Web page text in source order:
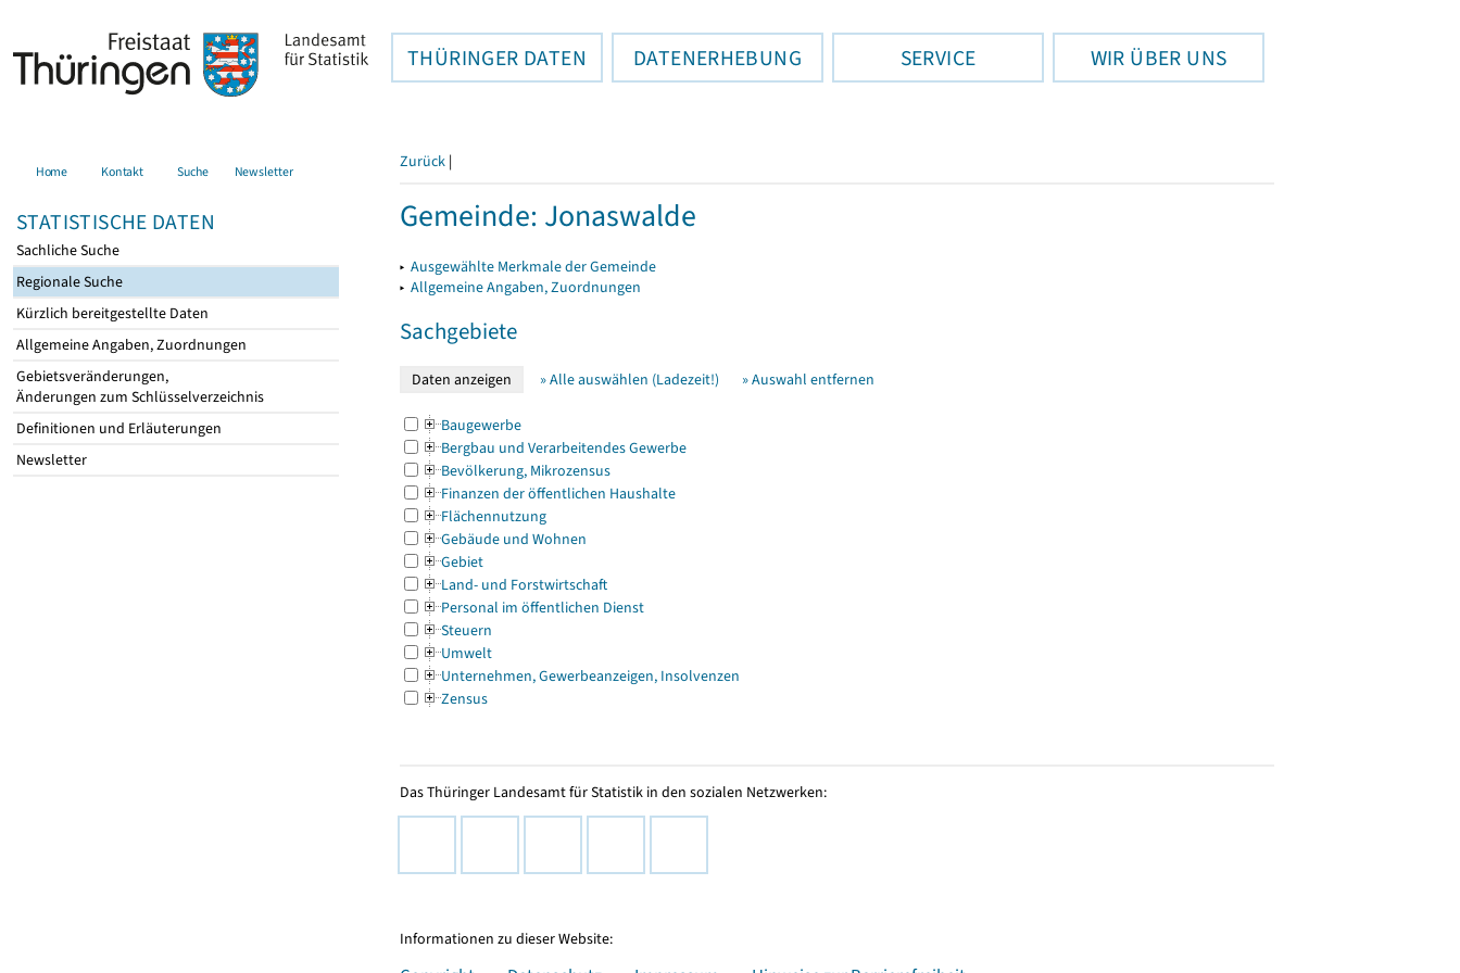
THÜRINGER DATEN DATENERHEBUNG SERVICE WIR ÜBER UNS
Home Kontakt Suche Newsletter
STATISTISCHE DATEN
Sachliche Suche
Regionale Suche
Kürzlich bereitgestellte Daten
Allgemeine Angaben, Zuordnungen
Gebietsveränderungen,
Änderungen zum Schlüsselverzeichnis
Definitionen und Erläuterungen
Newsletter
Zurück |
Gemeinde: Jonaswalde
▸ Ausgewählte Merkmale der Gemeinde
▸ Allgemeine Angaben, Zuordnungen
Sachgebiete
» Alle auswählen (Ladezeit!) » Auswahl entfernen
Baugewerbe
Bergbau und Verarbeitendes Gewerbe
Bevölkerung, Mikrozensus
Finanzen der öffentlichen Haushalte
Flächennutzung
Gebäude und Wohnen
Gebiet
Land- und Forstwirtschaft
Personal im öffentlichen Dienst
Steuern
Umwelt
Unternehmen, Gewerbeanzeigen, Insolvenzen
Zensus
Das Thüringer Landesamt für Statistik in den sozialen Netzwerken:
Informationen zu dieser Website: